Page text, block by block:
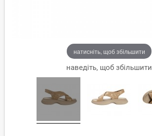
натисніть, щоб збільшити
наведіть, щоб збільшити